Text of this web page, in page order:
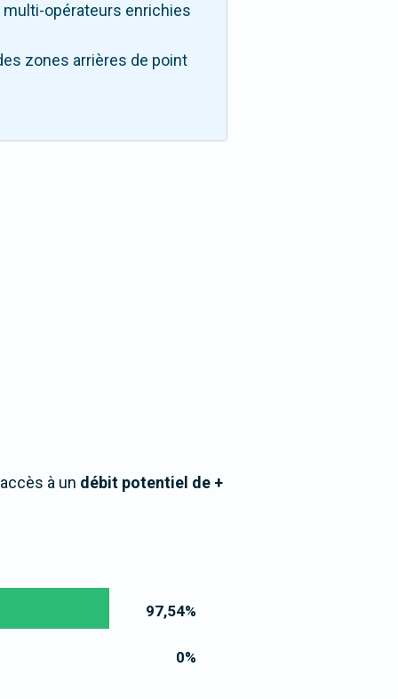
multi-opérateurs enrichies
zones arrières de point
à un débit potentiel de +
97,54%
0%